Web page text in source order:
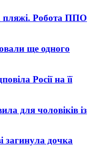
пляжі. Робота ППО
ще одного
Росії на її
для чоловіків із
загинула дочка